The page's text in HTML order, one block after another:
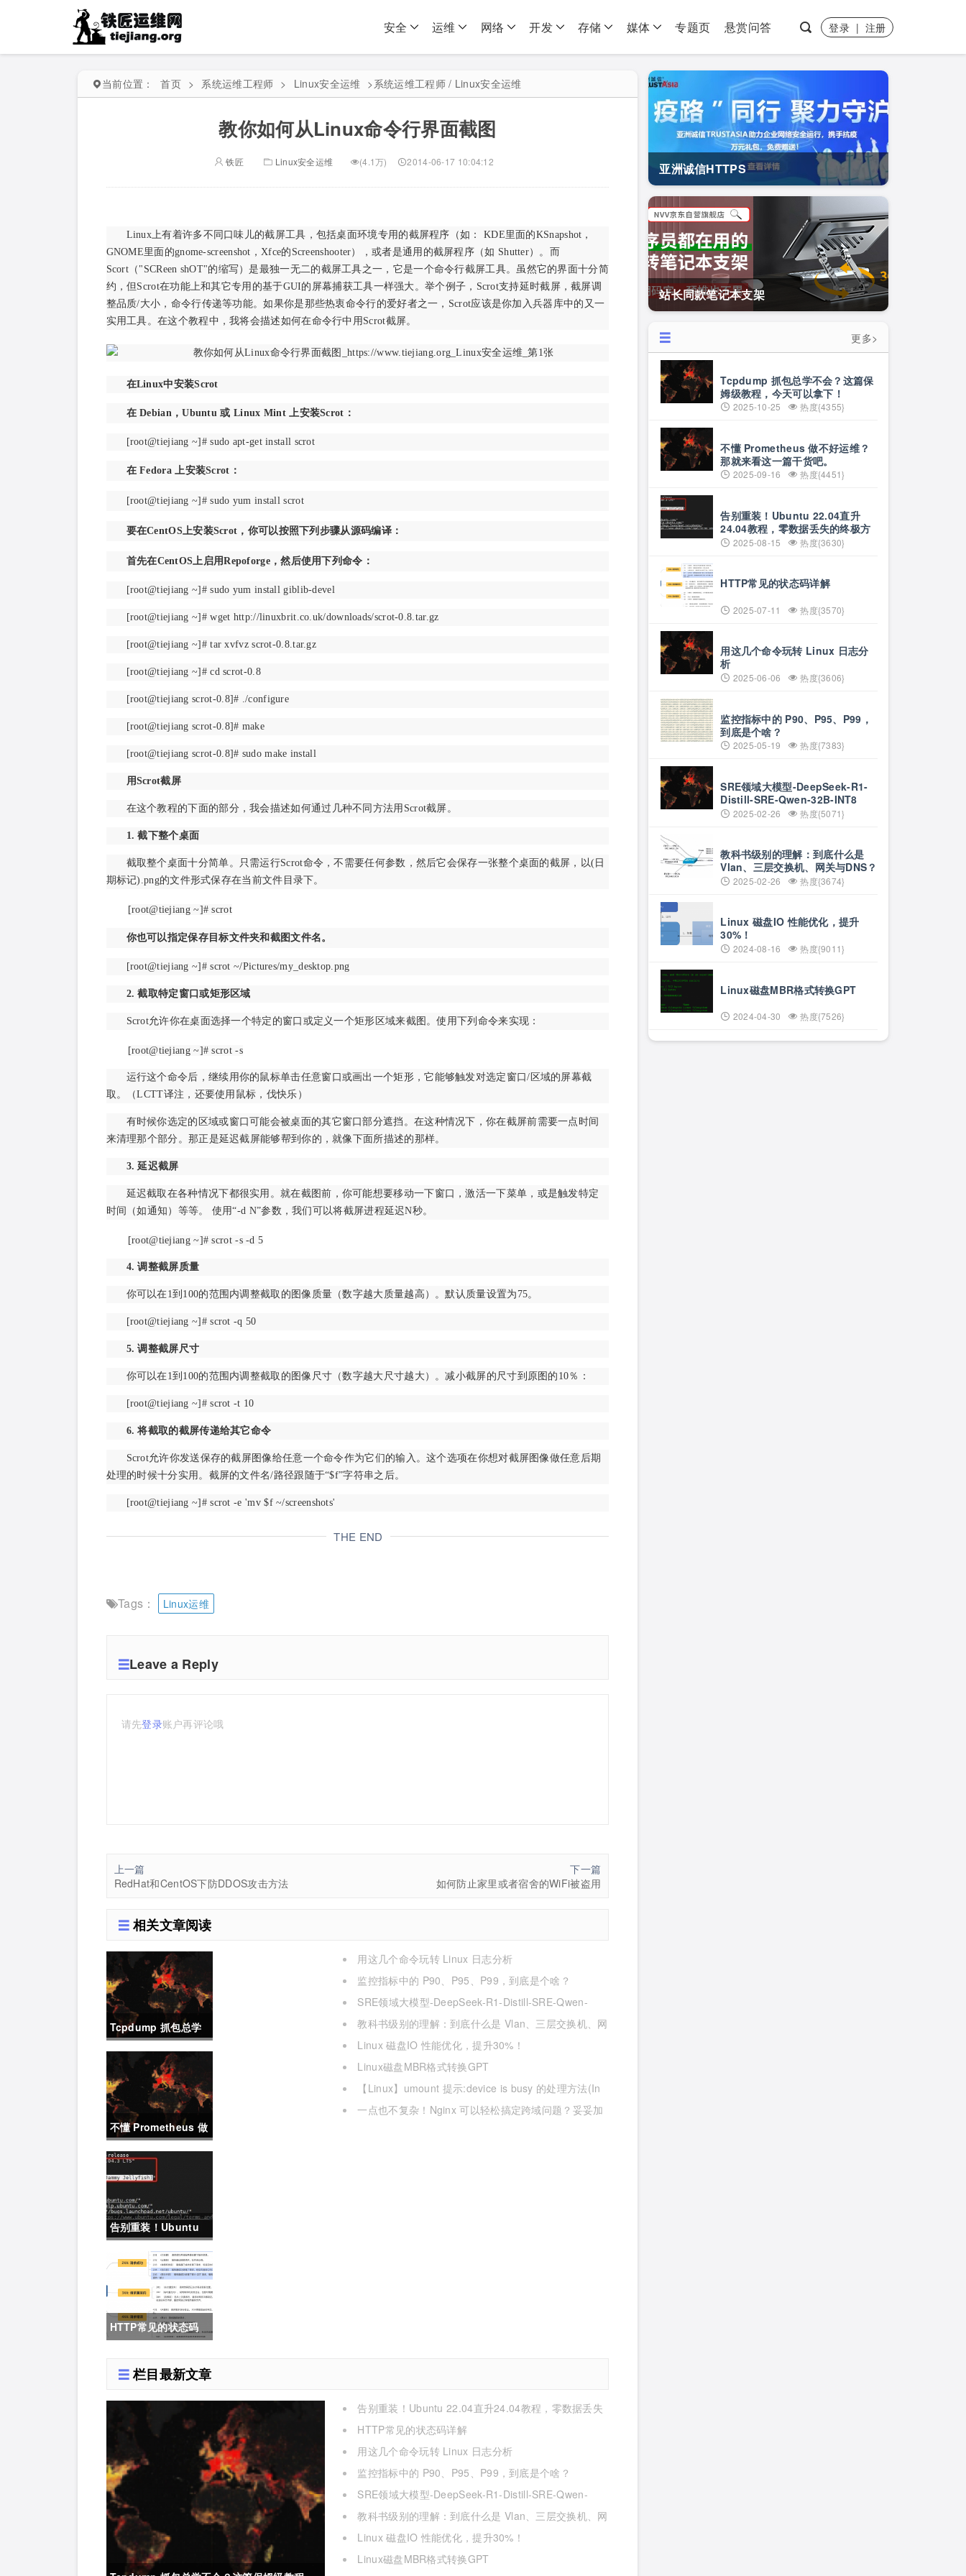
安全 运维 网络 开发 存储 媒体 专题页 悬赏问答 登录 | 注册
当前位置： 首页 > 系统运维工程师 > Linux安全运维 >系统运维工程师 / Linux安全运维
教你如何从Linux命令行界面截图
铁匠 Linux安全运维 (4.1万) 2014-06-17 10:04:12
Linux上有着许多不同口味儿的截屏工具，包括桌面环境专用的截屏程序（如： KDE里面的KSnapshot，
GNOME里面的gnome-screenshot，Xfce的Screenshooter），或者是通用的截屏程序（如 Shutter）。而
Scort（"SCReen shOT"的缩写）是最独一无二的截屏工具之一，它是一个命令行截屏工具。虽然它的界面十分简
约，但Scrot在功能上和其它专用的基于GUI的屏幕捕获工具一样强大。举个例子，Scrot支持延时截屏，截屏调
整品质/大小，命令行传递等功能。如果你是那些热衷命令行的爱好者之一，Scrot应该是你加入兵器库中的又一
实用工具。在这个教程中，我将会描述如何在命令行中用Scrot截屏。
在Linux中安装Scrot
在 Debian，Ubuntu 或 Linux Mint 上安装Scrot：
[root@tiejiang ~]# sudo apt-get install scrot
在 Fedora 上安装Scrot：
[root@tiejiang ~]# sudo yum install scrot
要在CentOS上安装Scrot，你可以按照下列步骤从源码编译：
首先在CentOS上启用Repoforge，然后使用下列命令：
[root@tiejiang ~]# sudo yum install giblib-devel
[root@tiejiang ~]# wget http://linuxbrit.co.uk/downloads/scrot-0.8.tar.gz
[root@tiejiang ~]# tar xvfvz scrot-0.8.tar.gz
[root@tiejiang ~]# cd scrot-0.8
[root@tiejiangscrot-0.8]# ./configure
[root@tiejiangscrot-0.8]# make
[root@tiejiangscrot-0.8]# sudo make install
用Scrot截屏
在这个教程的下面的部分，我会描述如何通过几种不同方法用Scrot截屏。
1. 截下整个桌面
截取整个桌面十分简单。只需运行Scrot命令，不需要任何参数，然后它会保存一张整个桌面的截屏，以(日
期标记).png的文件形式保存在当前文件目录下。
[root@tiejiang ~]# scrot
你也可以指定保存目标文件夹和截图文件名。
[root@tiejiang ~]# scrot ~/Pictures/my_desktop.png
2. 截取特定窗口或矩形区域
Scrot允许你在桌面选择一个特定的窗口或定义一个矩形区域来截图。使用下列命令来实现：
[root@tiejiang ~]# scrot -s
运行这个命令后，继续用你的鼠标单击任意窗口或画出一个矩形，它能够触发对选定窗口/区域的屏幕截
取。（LCTT译注，还要使用鼠标，伐快乐）
有时候你选定的区域或窗口可能会被桌面的其它窗口部分遮挡。在这种情况下，你在截屏前需要一点时间
来清理那个部分。那正是延迟截屏能够帮到你的，就像下面所描述的那样。
3. 延迟截屏
延迟截取在各种情况下都很实用。就在截图前，你可能想要移动一下窗口，激活一下菜单，或是触发特定
时间（如通知）等等。 使用“-d N”参数，我们可以将截屏进程延迟N秒。
[root@tiejiang ~]# scrot -s -d 5
4. 调整截屏质量
你可以在1到100的范围内调整截取的图像质量（数字越大质量越高）。默认质量设置为75。
[root@tiejiang ~]# scrot -q 50
5. 调整截屏尺寸
你可以在1到100的范围内调整截取的图像尺寸（数字越大尺寸越大）。减小截屏的尺寸到原图的10％：
[root@tiejiang ~]# scrot -t 10
6. 将截取的截屏传递给其它命令
Scrot允许你发送保存的截屏图像给任意一个命令作为它们的输入。这个选项在你想对截屏图像做任意后期
处理的时候十分实用。截屏的文件名/路径跟随于“$f”字符串之后。
[root@tiejiang ~]# scrot -e 'mv $f ~/screenshots'
THE END
Tags： Linux运维
Leave a Reply
请先登录账户再评论哦
上一篇
RedHat和CentOS下防DDOS攻击方法
下一篇
如何防止家里或者宿舍的WiFi被盗用
相关文章阅读
Tcpdump 抓包总学
不会？这篇保姆级教
程，今天可以拿下！
不懂 Prometheus 做
不好运维？那就来看
这一篇干货吧。
告别重装！Ubuntu
22.04直升24.04教
程，零数据丢失的终
HTTP常见的状态码
用这几个命令玩转 Linux 日志分析
监控指标中的 P90、P95、P99，到底是个啥？
SRE领域大模型-DeepSeek-R1-Distill-SRE-Qwen-
32B-INT8
教科书级别的理解：到底什么是 Vlan、三层交换机、网
关与DNS？
Linux 磁盘IO 性能优化，提升30%！
Linux磁盘MBR格式转换GPT
【Linux】umount 提示:device is busy 的处理方法(In
some cases useful info about processes that use )
一点也不复杂！Nginx 可以轻松搞定跨域问题？妥妥加
栏目最新文章
告别重装！Ubuntu 22.04直升24.04教程，零数据丢失
的终极方案
HTTP常见的状态码详解
用这几个命令玩转 Linux 日志分析
监控指标中的 P90、P95、P99，到底是个啥？
SRE领域大模型-DeepSeek-R1-Distill-SRE-Qwen-
32B-INT8
教科书级别的理解：到底什么是 Vlan、三层交换机、网
关与DNS？
Linux 磁盘IO 性能优化，提升30%！
Linux磁盘MBR格式转换GPT
亚洲诚信HTTPS
站长同款笔记本支架
更多>
Tcpdump 抓包总学不会？这篇保
姆级教程，今天可以拿下！
2025-10-25 热度{4355}
不懂 Prometheus 做不好运维？
那就来看这一篇干货吧。
2025-09-16 热度{4451}
告别重装！Ubuntu 22.04直升
24.04教程，零数据丢失的终极方
案 2025-08-15 热度{3630}
HTTP常见的状态码详解
2025-07-11 热度{3570}
用这几个命令玩转 Linux 日志分
析
2025-06-06 热度{3606}
监控指标中的 P90、P95、P99，
到底是个啥？
2025-05-19 热度{7383}
SRE领域大模型-DeepSeek-R1-
Distill-SRE-Qwen-32B-INT8
2025-02-26 热度{5071}
教科书级别的理解：到底什么是
Vlan、三层交换机、网关与DNS？
2025-02-26 热度{3674}
Linux 磁盘IO 性能优化，提升
30%！
2024-08-16 热度{9011}
Linux磁盘MBR格式转换GPT
2024-04-30 热度{7526}